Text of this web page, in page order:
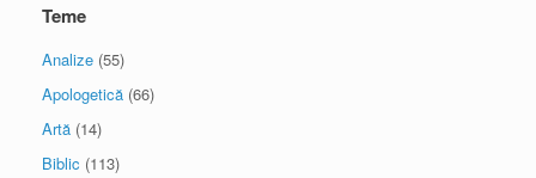
Teme
Analize (55)
Apologetică (66)
Artă (14)
Biblic (113)